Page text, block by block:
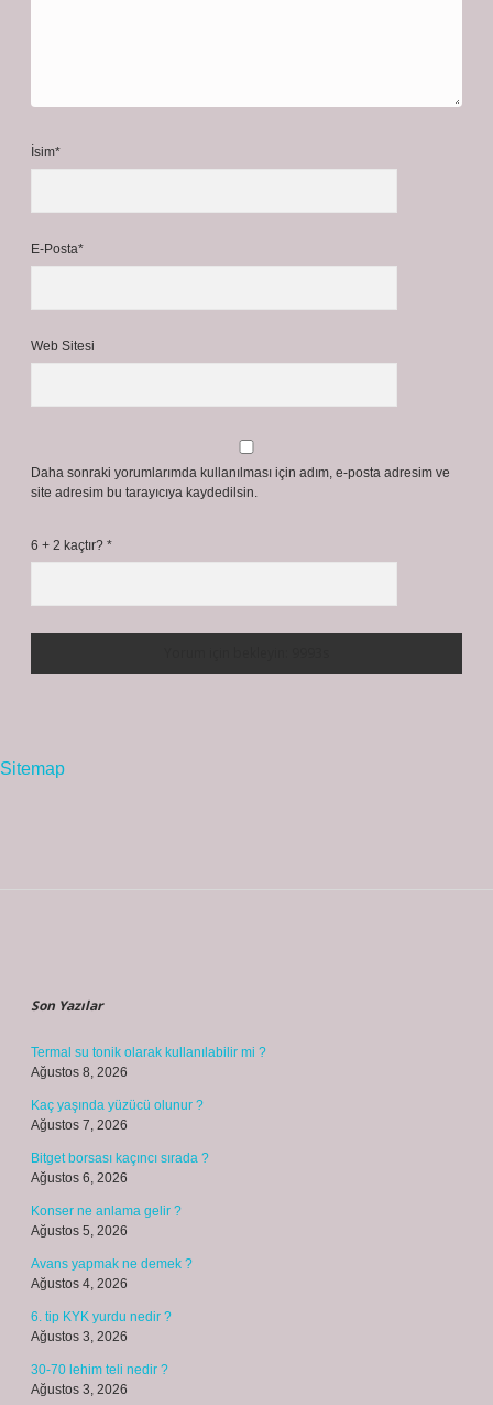
İsim*
E-Posta*
Web Sitesi
Daha sonraki yorumlarımda kullanılması için adım, e-posta adresim ve
site adresim bu tarayıcıya kaydedilsin.
6 + 2 kaçtır? *
Sitemap
Son Yazılar
Termal su tonik olarak kullanılabilir mi ?
Ağustos 8, 2026
Kaç yaşında yüzücü olunur ?
Ağustos 7, 2026
Bitget borsası kaçıncı sırada ?
Ağustos 6, 2026
Konser ne anlama gelir ?
Ağustos 5, 2026
Avans yapmak ne demek ?
Ağustos 4, 2026
6. tip KYK yurdu nedir ?
Ağustos 3, 2026
30-70 lehim teli nedir ?
Ağustos 3, 2026